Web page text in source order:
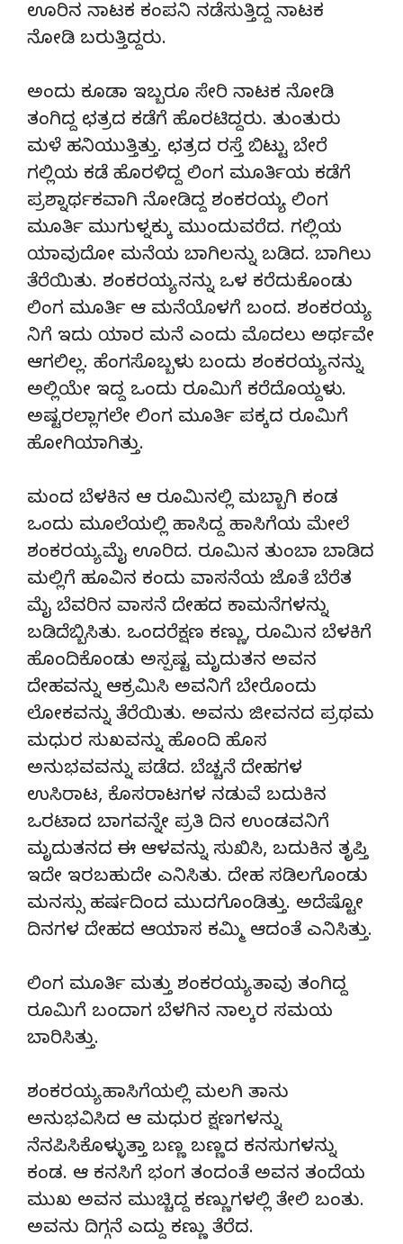
ಊರಿನ ನಾಟಕ ಕಂಪನಿ ನಡೆಸುತ್ತಿದ್ದ ನಾಟಕ
ನೋಡಿ ಬರುತ್ತಿದ್ದರು.
ಅಂದು ಕೂಡಾ ಇಬ್ಬರೂ ಸೇರಿ ನಾಟಕ ನೋಡಿ
ತಂಗಿದ್ದ ಛತ್ರದ ಕಡೆಗೆ ಹೊರಟಿದ್ದರು. ತುಂತುರು
ಮಳೆ ಹನಿಯುತ್ತಿತ್ತು. ಛತ್ರದ ರಸ್ತೆ ಬಿಟ್ಟು ಬೇರೆ
ಗಲ್ಲಿಯ ಕಡೆ ಹೊರಳಿದ್ದ ಲಿಂಗ ಮೂರ್ತಿಯ ಕಡೆಗೆ
ಪ್ರಶ್ನಾರ್ಥಕವಾಗಿ ನೋಡಿದ್ದ ಶಂಕರಯ್ಯ. ಲಿಂಗ
ಮೂರ್ತಿ ಮುಗುಳ್ನಕ್ಕು ಮುಂದುವರೆದ. ಗಲ್ಲಿಯ
ಯಾವುದೋ ಮನೆಯ ಬಾಗಿಲನ್ನು ಬಡಿದ. ಬಾಗಿಲು
ತೆರೆಯಿತು. ಶಂಕರಯ್ಯ ನನ್ನು ಒಳ ಕರೆದುಕೊಂಡು
ಲಿಂಗ ಮೂರ್ತಿ ಆ ಮನೆಯೊಳಗೆ ಬಂದ. ಶಂಕರಯ್ಯ
ನಿಗೆ ಇದು ಯಾರ ಮನೆ ಎಂದು ಮೊದಲು ಅರ್ಥವೇ
ಆಗಲಿಲ್ಲ. ಹೆಂಗಸೊಬ್ಬಳು ಬಂದು ಶಂಕರಯ್ಯ ನನ್ನು
ಅಲ್ಲಿಯೇ ಇದ್ದ ಒಂದು ರೂಮಿಗೆ ಕರೆದೊಯ್ದಳು.
ಅಷ್ಟರಲ್ಲಾಗಲೇ ಲಿಂಗ ಮೂರ್ತಿ ಪಕ್ಕದ ರೂಮಿಗೆ
ಹೋಗಿಯಾಗಿತ್ತು.
ಮಂದ ಬೆಳಕಿನ ಆ ರೂಮಿನಲ್ಲಿ ಮಬ್ಬಾಗಿ ಕಂಡ
ಒಂದು ಮೂಲೆಯಲ್ಲಿ ಹಾಸಿದ್ದ ಹಾಸಿಗೆಯ ಮೇಲೆ
ಶಂಕರಯ್ಯ ಮೈ ಊರಿದ. ರೂಮಿನ ತುಂಬಾ ಬಾಡಿದ
ಮಲ್ಲಿಗೆ ಹೂವಿನ ಕಂದು ವಾಸನೆಯ ಜೊತೆ ಬೆರೆತ
ಮೈ ಬೆವರಿನ ವಾಸನೆ ದೇಹದ ಕಾಮನೆಗಳನ್ನು
ಬಡಿದೆಬ್ಬಿಸಿತು. ಒಂದರೆಕ್ಷಣ ಕಣ್ಣು, ರೂಮಿನ ಬೆಳಕಿಗೆ
ಹೊಂದಿಕೊಂಡು ಅಸ್ಪಷ್ಟ ಮೃದುತನ ಅವನ
ದೇಹವನ್ನು ಆಕ್ರಮಿಸಿ ಅವನಿಗೆ ಬೇರೊಂದು
ಲೋಕವನ್ನು ತೆರೆಯಿತು. ಅವನು ಜೀವನದ ಪ್ರಥಮ
ಮಧುರ ಸುಖವನ್ನು ಹೊಂದಿ ಹೊಸ
ಅನುಭವವನ್ನು ಪಡೆದ. ಬೆಚ್ಚನೆ ದೇಹಗಳ
ಉಸಿರಾಟ, ಕೊಸರಾಟಗಳ ನಡುವೆ ಬದುಕಿನ
ಒರಟಾದ ಬಾಗವನ್ನೇ ಪ್ರತಿ ದಿನ ಉಂಡವನಿಗೆ
ಮೃದುತನದ ಈ ಆಳವನ್ನು ಸುಖಿಸಿ, ಬದುಕಿನ ತೃಪ್ತಿ
ಇದೇ ಇರಬಹುದೇ ಎನಿಸಿತು. ದೇಹ ಸಡಿಲಗೊಂಡು
ಮನಸ್ಸು ಹರ್ಷದಿಂದ ಮುದಗೊಂಡಿತ್ತು. ಅದೆಷ್ಟೋ
ದಿನಗಳ ದೇಹದ ಆಯಾಸ ಕಮ್ಮಿ ಆದಂತೆ ಎನಿಸಿತ್ತು.
ಲಿಂಗ ಮೂರ್ತಿ ಮತ್ತು ಶಂಕರಯ್ಯ ತಾವು ತಂಗಿದ್ದ
ರೂಮಿಗೆ ಬಂದಾಗ ಬೆಳಗಿನ ನಾಲ್ಕರ ಸಮಯ
ಬಾರಿಸಿತ್ತು.
ಶಂಕರಯ್ಯ ಹಾಸಿಗೆಯಲ್ಲಿ ಮಲಗಿ ತಾನು
ಅನುಭವಿಸಿದ ಆ ಮಧುರ ಕ್ಷಣಗಳನ್ನು
ನೆನಪಿಸಿಕೊಳ್ಳುತ್ತಾ ಬಣ್ಣ ಬಣ್ಣದ ಕನಸುಗಳನ್ನು
ಕಂಡ. ಆ ಕನಸಿಗೆ ಭಂಗ ತಂದಂತೆ ಅವನ ತಂದೆಯ
ಮುಖ ಅವನ ಮುಚ್ಚಿದ್ದ ಕಣ್ಣುಗಳಲ್ಲಿ ತೇಲಿ ಬಂತು.
ಅವನು ದಿಗ್ಗನೆ ಎದ್ದು ಕಣ್ಣು ತೆರೆದ.